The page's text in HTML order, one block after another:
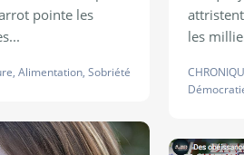
pointe les
, Alimentation, Sobriété
les